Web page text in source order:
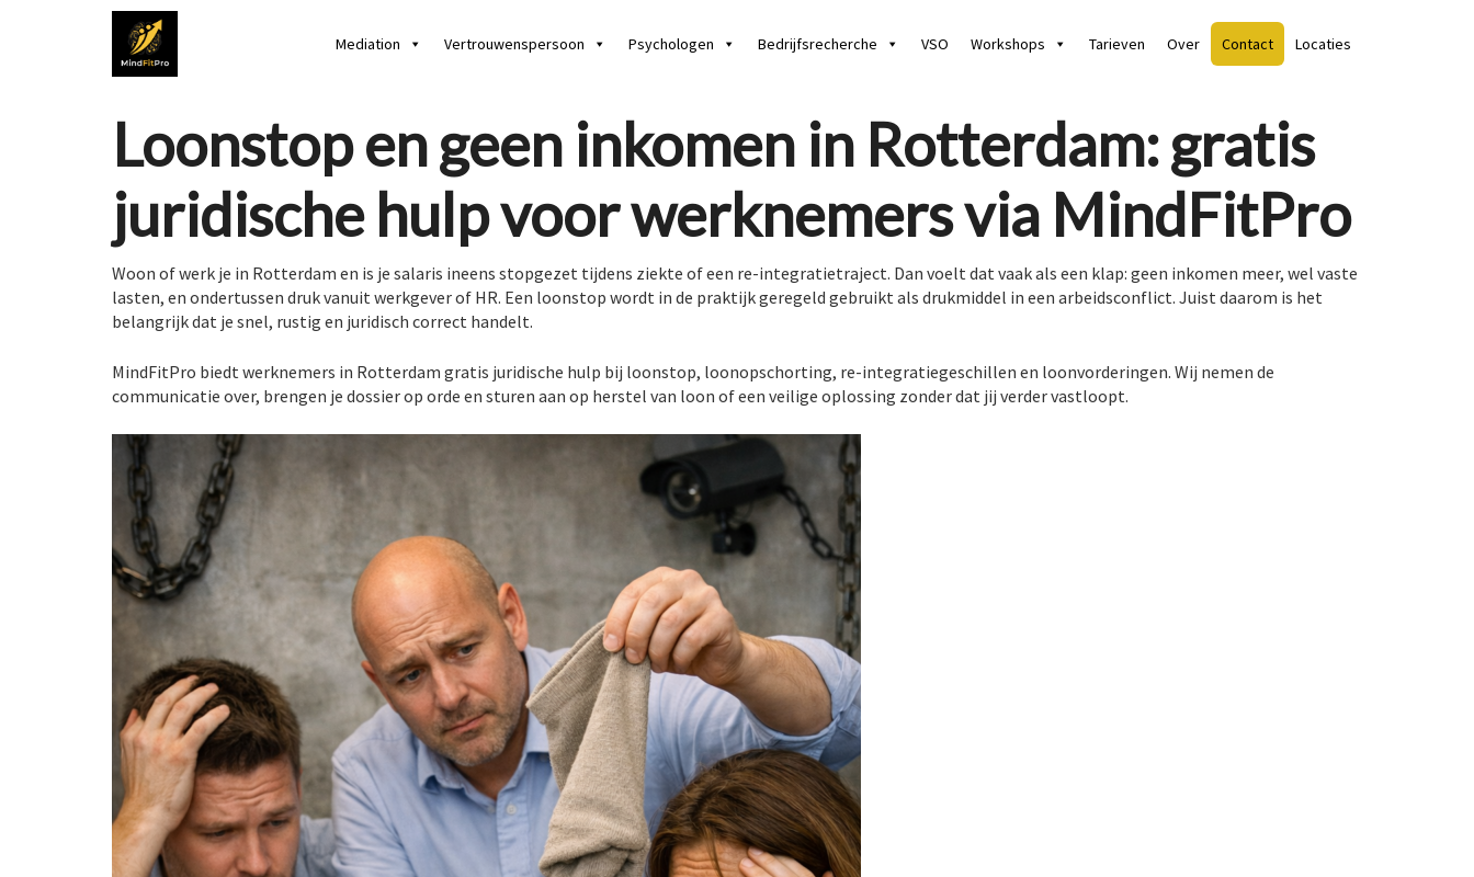
Mediation Vertrouwenspersoon Psychologen Bedrijfsrecherche VSO Workshops Tarieven Over Contact Locaties
Loonstop en geen inkomen in Rotterdam: gratis
juridische hulp voor werknemers via MindFitPro
Woon of werk je in Rotterdam en is je salaris ineens stopgezet tijdens ziekte of een re-integratietraject. Dan voelt dat vaak als een klap: geen inkomen meer, wel vaste
lasten, en ondertussen druk vanuit werkgever of HR. Een loonstop wordt in de praktijk geregeld gebruikt als drukmiddel in een arbeidsconflict. Juist daarom is het
belangrijk dat je snel, rustig en juridisch correct handelt.
MindFitPro biedt werknemers in Rotterdam gratis juridische hulp bij loonstop, loonopschorting, re-integratiegeschillen en loonvorderingen. Wij nemen de
communicatie over, brengen je dossier op orde en sturen aan op herstel van loon of een veilige oplossing zonder dat jij verder vastloopt.